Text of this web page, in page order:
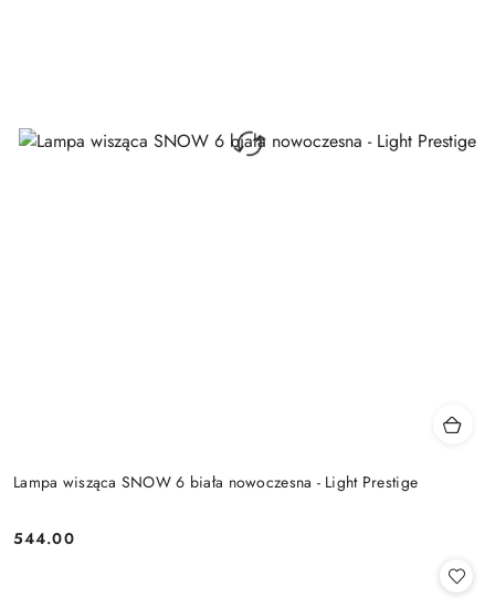
Lampa wisząca SNOW 6 biała nowoczesna - Light Prestige
Cena:
544.00